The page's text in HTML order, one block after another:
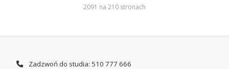
2091 na 210 stronach
Zadzwoń do studia: 510 777 666